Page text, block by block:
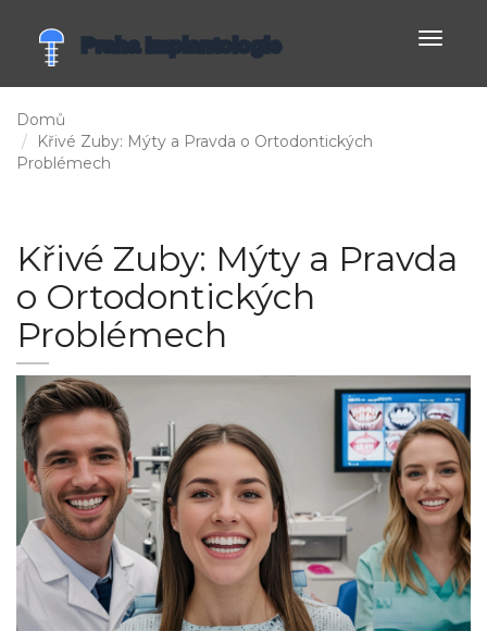
Domů
Křivé Zuby: Mýty a Pravda o Ortodontických
Problémech
Křivé Zuby: Mýty a Pravda
o Ortodontických
Problémech